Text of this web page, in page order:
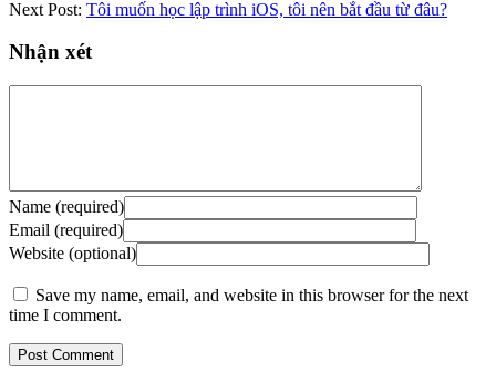
Next Post: Tôi muốn học lập trình iOS, tôi nên bắt đầu từ đâu?
Nhận xét
Name (required)
Email (required)
Website (optional)
Save my name, email, and website in this browser for the next
time I comment.